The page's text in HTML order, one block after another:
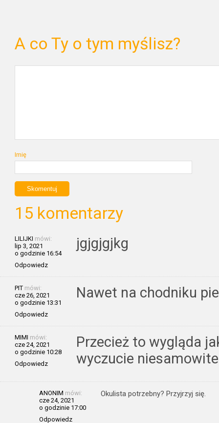
A co Ty o tym myślisz?
Imię
15 komentarzy
LILIJKI mówi:
lip 3, 2021
o godzinie 16:54
Odpowiedz
jgjgjgjkg
PIT mówi:
cze 26, 2021
o godzinie 13:31
Odpowiedz
Nawet na chodniku
MIMI mówi:
cze 24, 2021
o godzinie 10:28
Odpowiedz
Przecież to wygląda
wyczucie niesamowite
ANONIM mówi:
cze 24, 2021
o godzinie 17:00
Odpowiedz
Okulista potrzebny? Przyjrzyj się.